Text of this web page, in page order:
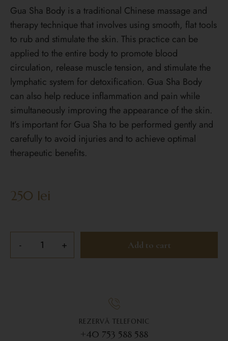
Gua Sha Body is a traditional Chinese massage and
therapy technique that involves using smooth, flat tools
to rub and stimulate the skin. This practice can be
applied to the entire body to promote blood
circulation, release muscle tension, and stimulate the
lymphatic system for detoxification. Gua Sha Body
can also help reduce inflammation and pain while
simultaneously improving the appearance of the skin.
It’s important for Gua Sha to be performed gently and
carefully to avoid injuries and to achieve optimal
therapeutic benefits.
250 lei
Add to cart
REZERVĂ TELEFONIC
+40 753 588 588